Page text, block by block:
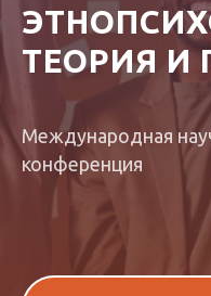
ТЕОРИЯ И
Международная
конференция